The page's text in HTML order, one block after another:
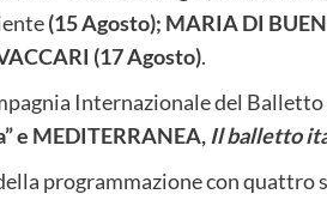
(15 Agosto); MARIA DI
(17 Agosto).
Internazionale del
e MEDITERRANEA, Il balletto
programmazione con